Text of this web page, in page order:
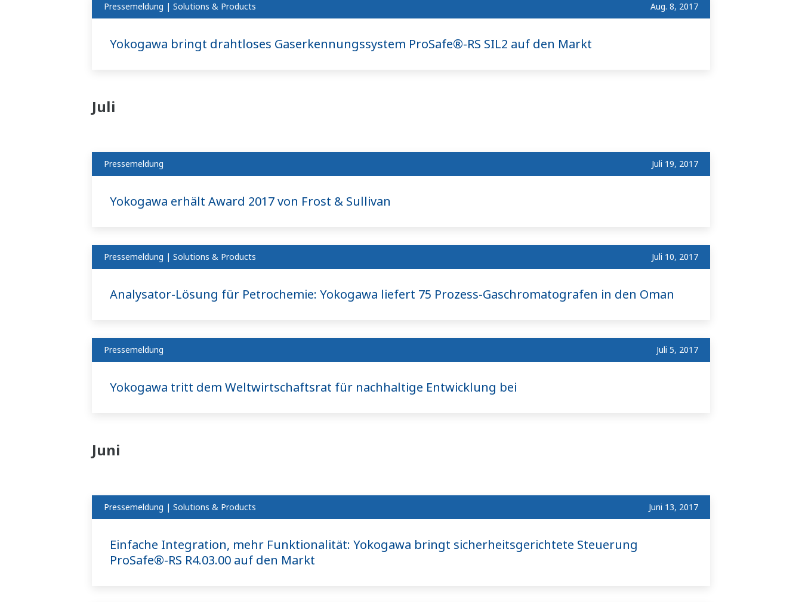
Pressemeldung | Solutions & Products Aug. 8, 2017
Yokogawa bringt drahtloses Gaserkennungssystem ProSafe®-RS SIL2 auf den Markt
Juli
Pressemeldung Juli 19, 2017
Yokogawa erhält Award 2017 von Frost & Sullivan
Pressemeldung | Solutions & Products Juli 10, 2017
Analysator-Lösung für Petrochemie: Yokogawa liefert 75 Prozess-Gaschromatografen in den Oman
Pressemeldung Juli 5, 2017
Yokogawa tritt dem Weltwirtschaftsrat für nachhaltige Entwicklung bei
Juni
Pressemeldung | Solutions & Products Juni 13, 2017
Einfache Integration, mehr Funktionalität: Yokogawa bringt sicherheitsgerichtete Steuerung
ProSafe®-RS R4.03.00 auf den Markt